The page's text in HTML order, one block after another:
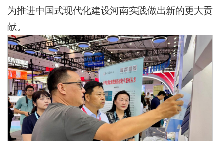
为推进中国式现代化建设河南实践做出新的更大贡
献。